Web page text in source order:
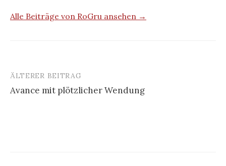
Alle Beiträge von RoGru ansehen →
Beitrags-
Navigation
ÄLTERER BEITRAG
Avance mit plötzlicher Wendung